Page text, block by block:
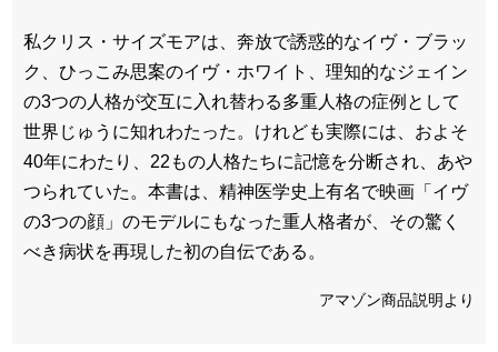
私クリス・サイズモアは、奔放で誘惑的なイヴ・ブラッ
ク、ひっこみ思案のイヴ・ホワイト、理知的なジェイン
の3つの人格が交互に入れ替わる多重人格の症例として
世界じゅうに知れわたった。けれども実際には、およそ
40年にわたり、22もの人格たちに記憶を分断され、あや
つられていた。本書は、精神医学史上有名で映画「イヴ
の3つの顔」のモデルにもなった重人格者が、その驚く
べき病状を再現した初の自伝である。
アマゾン商品説明より